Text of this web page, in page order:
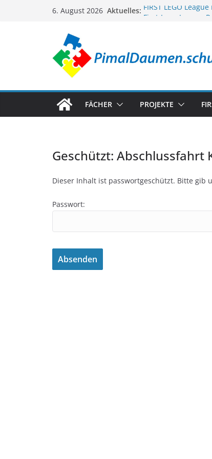
6. August 2026 Aktuelles: FIRST LEGO
FIRST LEGO
Wiesbaden/
FÄCHER PROJEKTE
Geschützt: Abschlussfahrt
Dieser Inhalt ist passwortgeschützt. Bitte gib
Passwort: